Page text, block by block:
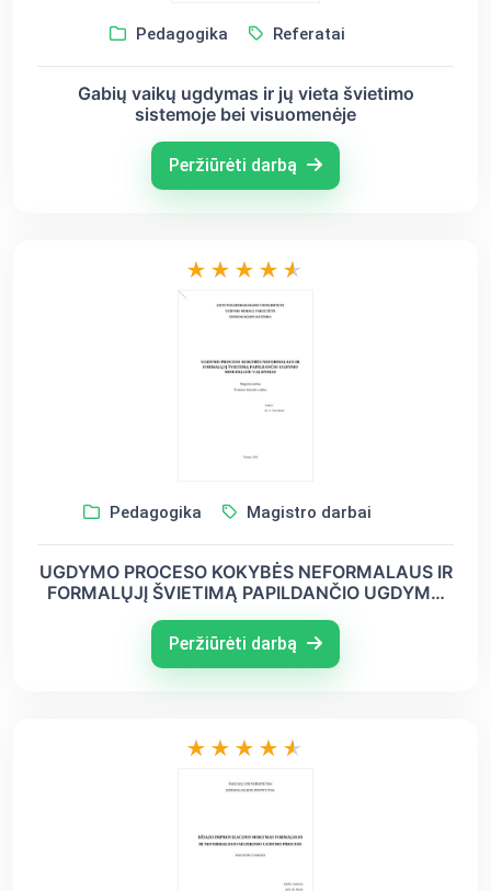
Pedagogika Referatai
Gabių vaikų ugdymas ir jų vieta švietimo
sistemoje bei visuomenėje
Peržiūrėti darbą
Pedagogika Magistro darbai
UGDYMO PROCESO KOKYBĖS NEFORMALAUS IR
FORMALŲJĮ ŠVIETIMĄ PAPILDANČIO UGDYMO
Peržiūrėti darbą